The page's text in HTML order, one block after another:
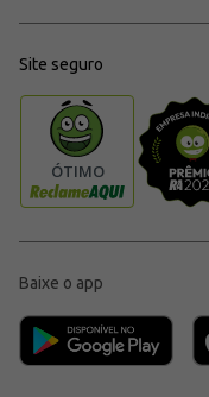
Site seguro
Baixe o app